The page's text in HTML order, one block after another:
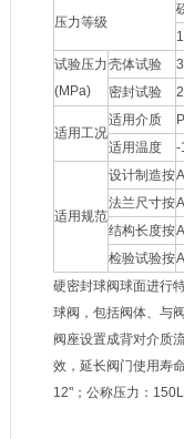
压力等级
试验压力
(MPa)
壳体试验
密封试验
适用工况
适用介质
适用温度
-
适用规范
设计制造按
法兰尺寸按
结构长度按
检验试验按
硬密封球阀球面进行
球阀，包括阀体、与
阀座设置成背对介质
效，延长阀门使用寿
12"；公称压力：